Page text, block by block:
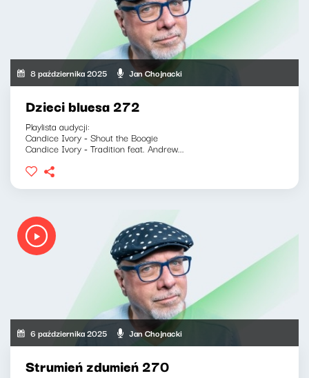
8 października 2025 Jan Chojnacki
Dzieci bluesa 272
Playlista audycji:
Candice Ivory - Shout the Boogie
Candice Ivory - Tradition feat. Andrew...
6 października 2025 Jan Chojnacki
Strumień zdumień 270